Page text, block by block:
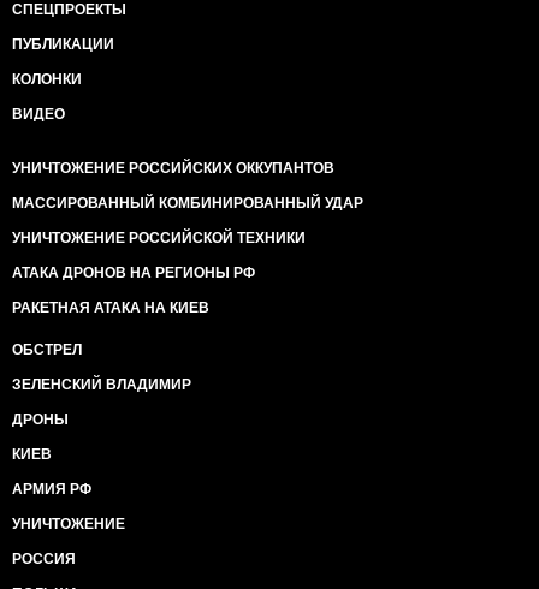
СПЕЦПРОЕКТЫ
ПУБЛИКАЦИИ
КОЛОНКИ
ВИДЕО
УНИЧТОЖЕНИЕ РОССИЙСКИХ ОККУПАНТОВ
МАССИРОВАННЫЙ КОМБИНИРОВАННЫЙ УДАР
УНИЧТОЖЕНИЕ РОССИЙСКОЙ ТЕХНИКИ
АТАКА ДРОНОВ НА РЕГИОНЫ РФ
РАКЕТНАЯ АТАКА НА КИЕВ
ОБСТРЕЛ
ЗЕЛЕНСКИЙ ВЛАДИМИР
ДРОНЫ
КИЕВ
АРМИЯ РФ
УНИЧТОЖЕНИЕ
РОССИЯ